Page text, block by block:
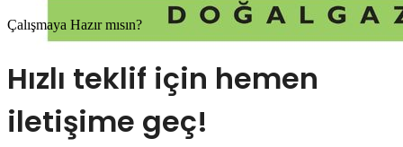
Çalışmaya Hazır mısın?
Hızlı teklif için hemen
iletişime geç!